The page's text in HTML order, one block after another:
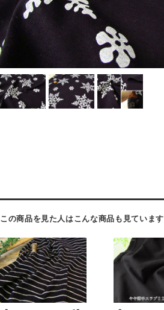
この商品を見た人はこんな商品も見ています